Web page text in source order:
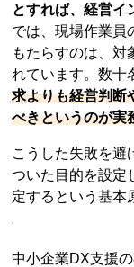
とすれば、経営イ
では、現場作業員
もたらすのは、対
れています。数十
求よりも経営判断
べきというのが実
こうした失敗を避
ついた目的を設定
定するという基本
中小企業DX支援